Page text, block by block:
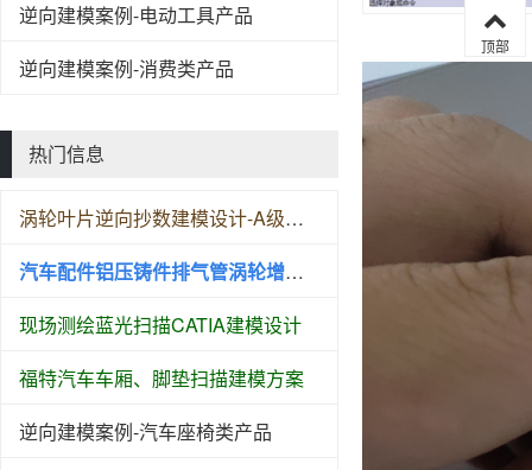
逆向建模案例-电动工具产品
逆向建模案例-消费类产品
热门信息
涡轮叶片逆向抄数建模设计-A级曲面建模设计
汽车配件铝压铸件排气管涡轮增压逆向测绘扫描抄数
现场测绘蓝光扫描CATIA建模设计
福特汽车车厢、脚垫扫描建模方案
逆向建模案例-汽车座椅类产品
顶部